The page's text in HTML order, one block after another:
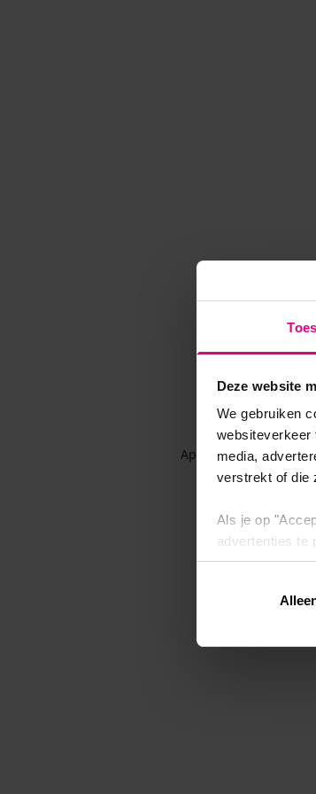
Deze website
We gebruiken
websiteverkeer
media,
verstrekt of die
Als je op
advertenties te
Via "Cookie
intrekken op
Application error: a